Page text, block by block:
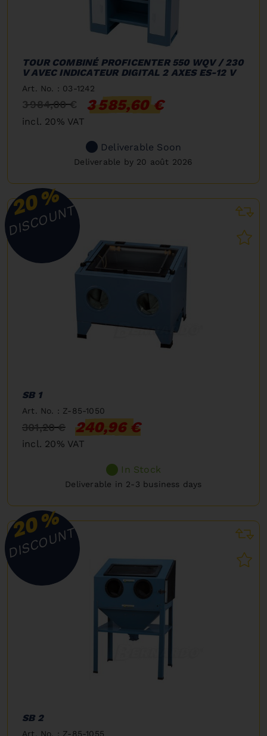
TOUR COMBINÉ PROFICENTER 550 WQV / 230
V AVEC INDICATEUR DIGITAL 2 AXES ES-12 V
Art. No. : 03-1242
3 984,00 € 3 585,60 €
incl. 20% VAT
Deliverable Soon
Deliverable by 20 août 2026
20%
DISCOUNT
SB 1
Art. No. : Z-85-1050
301,20 € 240,96 €
incl. 20% VAT
In Stock
Deliverable in 2-3 business days
20%
DISCOUNT
SB 2
Art. No. : Z-85-1055